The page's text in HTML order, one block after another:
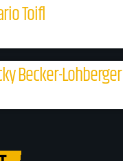
Toifl
Becker-Lohberger